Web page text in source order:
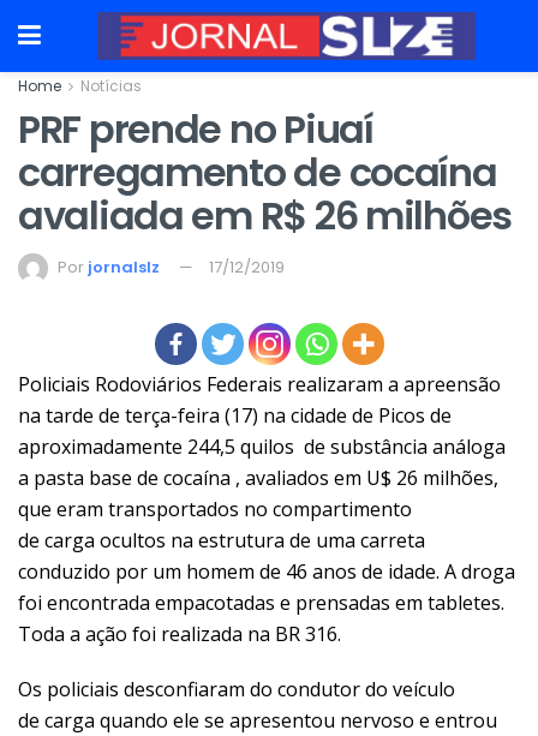
Home Notícias
PRF prende no Piuaí
carregamento de cocaína
avaliada em R$ 26 milhões
Por jornalslz 17/12/2019
Policiais Rodoviários Federais realizaram a apreensão
na tarde de terça-feira (17) na cidade de Picos de
aproximadamente 244,5 quilos de substância análoga
a pasta base de cocaína , avaliados em U$ 26 milhões,
que eram transportados no compartimento
de carga ocultos na estrutura de uma carreta
conduzido por um homem de 46 anos de idade. A droga
foi encontrada empacotadas e prensadas em tabletes.
Toda a ação foi realizada na BR 316.
Os policiais desconfiaram do condutor do veículo
de carga quando ele se apresentou nervoso e entrou